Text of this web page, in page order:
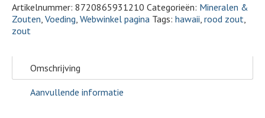
Artikelnummer: 8720865931210 Categorieën: Mineralen &
Zouten Voeding Webwinkel pagina Tags: hawaii rood zout
zout
Omschrijving
Aanvullende informatie